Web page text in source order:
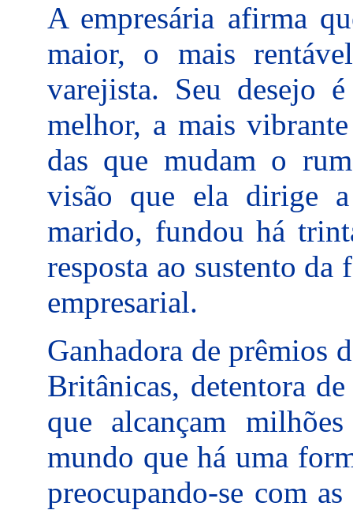
A empresária afirma
maior, o mais
varejista. Seu desejo
melhor, a mais
das que mudam o
visão que ela dirige
marido, fundou há
resposta ao sustento
empresarial.
Ganhadora de prêmios
Britânicas, detentora
que alcançam
mundo que há uma
preocupando-se com